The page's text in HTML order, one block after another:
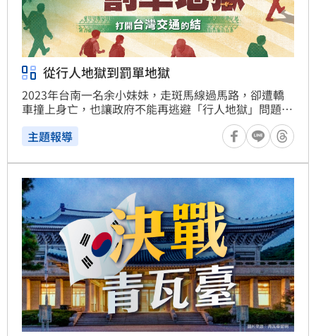
從行人地獄到罰單地獄
2023年台南一名余小妹妹，走斑馬線過馬路，卻遭轎
車撞上身亡，也讓政府不能再逃避「行人地獄」問題，
行政院火速通過「行人優先交通安全行動綱領」。如今
兩年過去了，我們針對余小妹妹以生命換來的交通改
革，進行全台大體檢，同時追查，我們所處的罰單地獄
帶來了高額罰鍰，卻為何依舊無法讓我們擺脫「行人地
獄」標籤。
主題報導